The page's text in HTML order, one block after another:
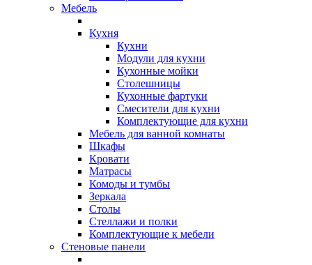
Мебель
Кухня
Кухни
Модули для кухни
Кухонные мойки
Столешницы
Кухонные фартуки
Смесители для кухни
Комплектующие для кухни
Мебель для ванной комнаты
Шкафы
Кровати
Матрасы
Комоды и тумбы
Зеркала
Столы
Стеллажи и полки
Комплектующие к мебели
Стеновые панели